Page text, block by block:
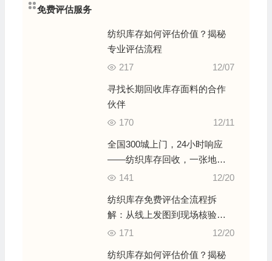
免费评估服务
纺织库存如何评估价值？揭秘
专业评估流程
12/07
217
寻找长期回收库存面料的合作
伙伴
12/11
170
全国300城上门，24小时响应
——纺织库存回收，一张地图
讲清我们的服务版图
12/20
141
纺织库存免费评估全流程拆
解：从线上发图到现场核验，
十年行家一步步教您避坑变现
12/20
171
纺织库存如何评估价值？揭秘